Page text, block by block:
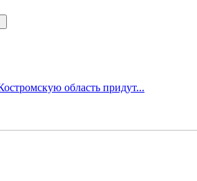
область придут...